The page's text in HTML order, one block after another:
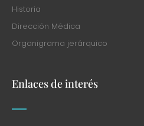
Historia
Dirección Médica
Organigrama jerárquico
Enlaces de interés